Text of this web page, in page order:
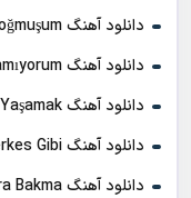
دانلود آهنگ Ebru Gündeş Iyi ki Doğmuşum
دانلود آهنگ Merve Özbey & Mustafa Ceceli Duramıyorum
دانلود آهنگ Tarkan Anılarla Yaşamak
دانلود آهنگ Burak Bulut Herkes Gibi
دانلود آهنگ BLOK3 Kusura Bakma